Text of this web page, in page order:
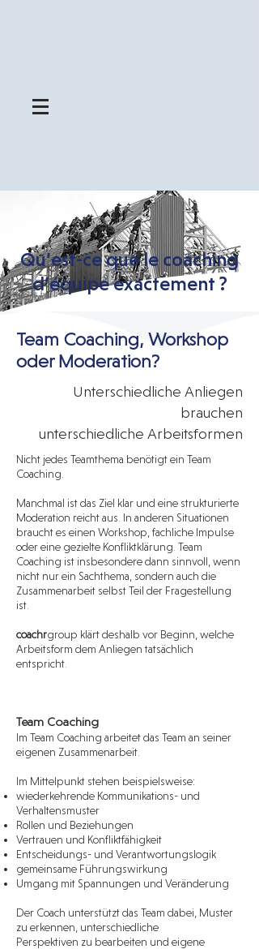
Qu’est-ce que le coaching
d’équipe exactement ?
Team Coaching, Workshop
oder Moderation?​
Unterschiedliche Anliegen
brauchen
unterschiedliche Arbeitsformen
​Nicht jedes Teamthema benötigt ein Team
Coaching.
Manchmal ist das Ziel klar und eine strukturierte
Moderation reicht aus. In anderen Situationen
braucht es einen Workshop, fachliche Impulse
oder eine gezielte Konfliktklärung. Team
Coaching ist insbesondere dann sinnvoll, wenn
nicht nur ein Sachthema, sondern auch die
Zusammenarbeit selbst Teil der Fragestellung
ist.
coachrgroup klärt deshalb vor Beginn, welche
Arbeitsform dem Anliegen tatsächlich
entspricht.
Team Coaching
Im Team Coaching arbeitet das Team an seiner
eigenen Zusammenarbeit.
Im Mittelpunkt stehen beispielsweise:
wiederkehrende Kommunikations- und
Verhaltensmuster
Rollen und Beziehungen
Vertrauen und Konfliktfähigkeit
Entscheidungs- und Verantwortungslogik
gemeinsame Führungswirkung
Umgang mit Spannungen und Veränderung
Der Coach unterstützt das Team dabei, Muster
zu erkennen, unterschiedliche
Perspektiven zu bearbeiten und eigene